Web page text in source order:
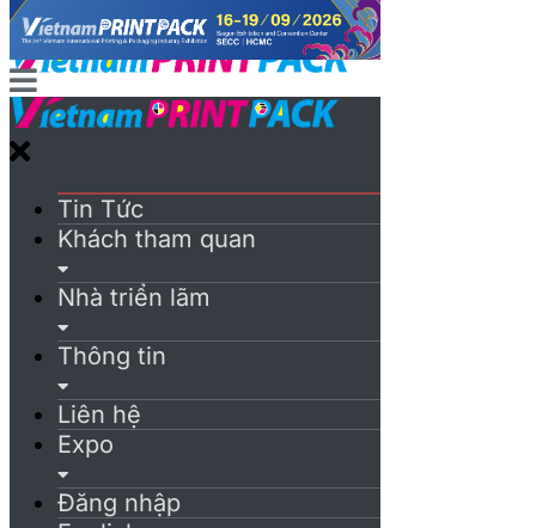
Tin Tức
Khách tham quan
Nhà triển lãm
Thông tin
Liên hệ
Expo
Đăng nhập